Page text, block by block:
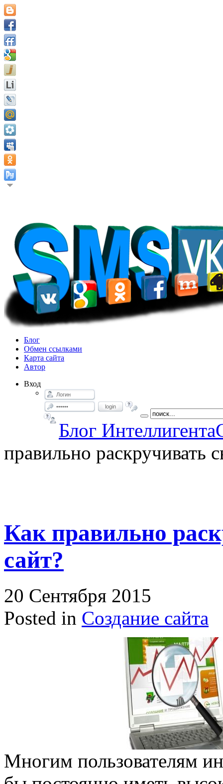
Блог
Обмен ссылками
Карта сайта
Автор
Вход
login
Блог Интеллигента
правильно раскручивать
Как правильно
сайт?
20 Сентября 2015
Posted in Создание сайта
Многим пользователям